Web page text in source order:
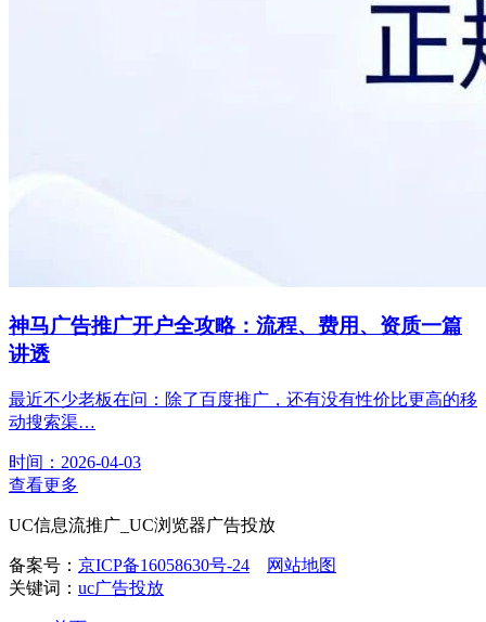
神马广告推广开户全攻略：流程、费用、资质一篇
讲透
最近不少老板在问：除了百度推广，还有没有性价比更高的移
动搜索渠…
时间：2026-04-03
查看更多
UC信息流推广_UC浏览器广告投放
备案号： 京ICP备16058630号-24
网站地图
关键词： uc广告投放